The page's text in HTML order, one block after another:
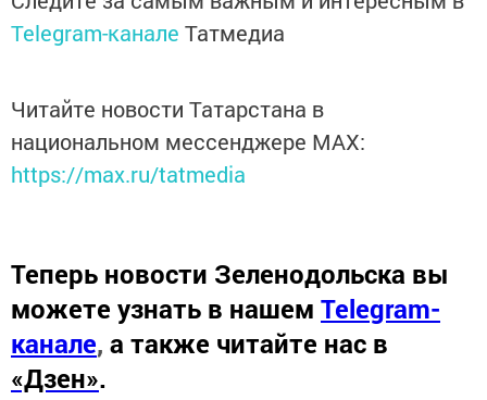
Telegram-канале Татмедиа
Читайте новости Татарстана в
национальном мессенджере MАХ:
https://max.ru/tatmedia
Теперь новости Зеленодольска вы
можете узнать в нашем Telegram-
канале, а также читайте нас в
«Дзен».